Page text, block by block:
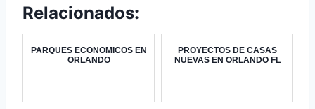
Relacionados:
PARQUES ECONOMICOS EN
ORLANDO
PROYECTOS DE CASAS
NUEVAS EN ORLANDO FL